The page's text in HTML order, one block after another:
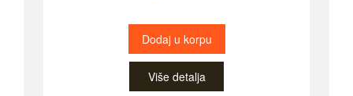
Dodaj u korpu
Više detalja